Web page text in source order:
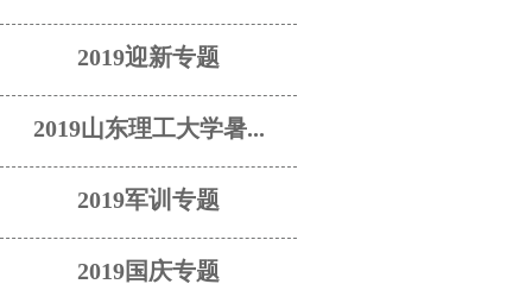
2019迎新专题
2019山东理工大学暑...
2019军训专题
2019国庆专题